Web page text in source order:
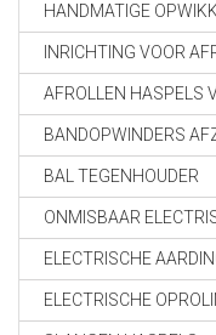
HANDMATIGE
INRICHTING VOOR
AFROLLEN HASPELS
BANDOPWINDERS
BAL TEGENHOUDER
ONMISBAAR
ELECTRISCHE
ELECTRISCHE